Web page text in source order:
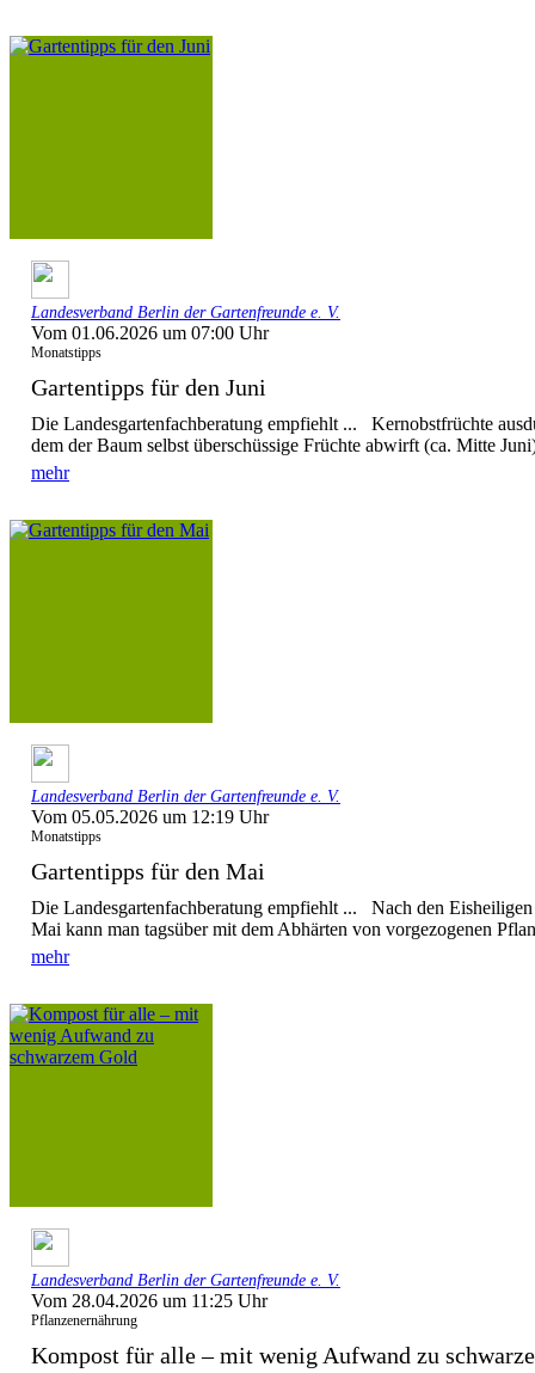
Landesverband Berlin der Gartenfreunde e. V.
Vom 01.06.2026 um 07:00 Uhr
Monatstipps
Gartentipps für den Juni
Die Landesgartenfachberatung empfiehlt ... Kernobstfrüchte
dem der Baum selbst überschüssige Früchte abwirft (ca. Mitte
mehr
Landesverband Berlin der Gartenfreunde e. V.
Vom 05.05.2026 um 12:19 Uhr
Monatstipps
Gartentipps für den Mai
Die Landesgartenfachberatung empfiehlt ... Nach den Eisheiligen
Mai kann man tagsüber mit dem Abhärten von vorgezogenen
mehr
Landesverband Berlin der Gartenfreunde e. V.
Vom 28.04.2026 um 11:25 Uhr
Pflanzenernährung
Kompost für alle – mit wenig Aufwand zu